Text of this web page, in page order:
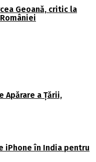
Geoană, critic la
Apărare a Ţării,
iPhone în India pentru